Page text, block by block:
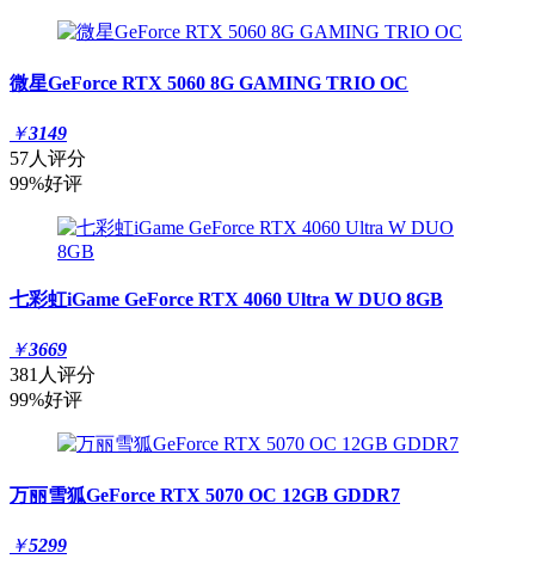
微星GeForce RTX 5060 8G GAMING TRIO OC
￥3149
57人评分
99%好评
七彩虹iGame GeForce RTX 4060 Ultra W DUO 8GB
￥3669
381人评分
99%好评
万丽雪狐GeForce RTX 5070 OC 12GB GDDR7
￥5299